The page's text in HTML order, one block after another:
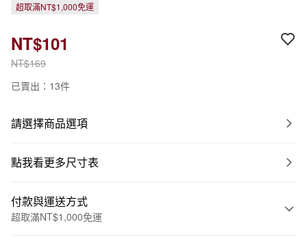
超取滿NT$1,000免運
NT$169
NT$101
已賣出：13件
請選擇商品選項
點我看更多尺寸表
付款與運送方式
超取滿NT$1,000免運